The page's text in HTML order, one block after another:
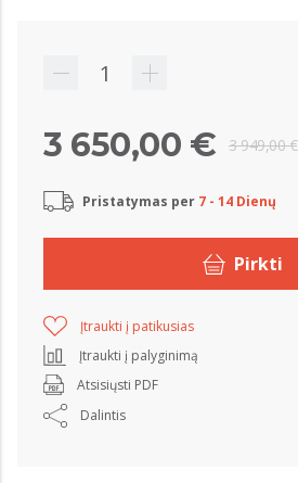
3 949,00 €
3 650,00 €
Pristatymas per 7 - 14 Dienų
Pirkti
Įtraukti į patikusias
Įtraukti į palyginimą
Atsisiųsti PDF
Dalintis